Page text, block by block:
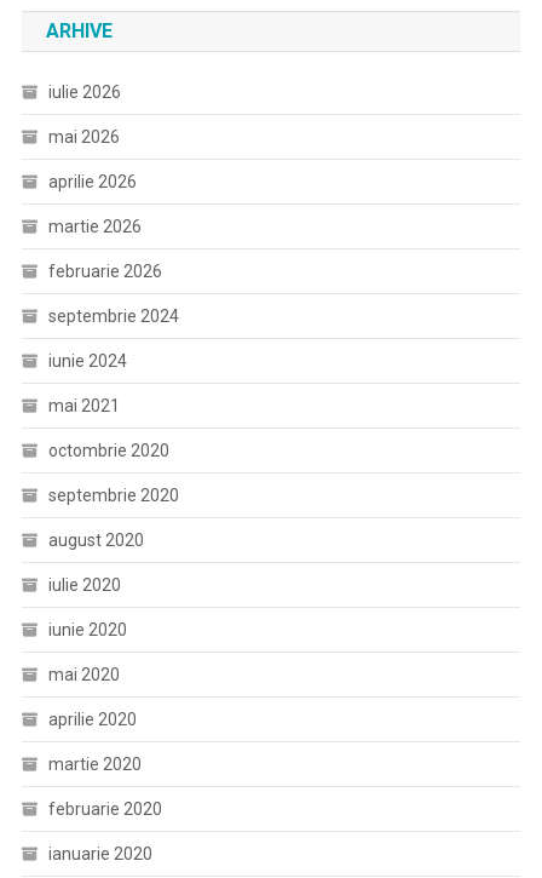
ARHIVE
iulie 2026
mai 2026
aprilie 2026
martie 2026
februarie 2026
septembrie 2024
iunie 2024
mai 2021
octombrie 2020
septembrie 2020
august 2020
iulie 2020
iunie 2020
mai 2020
aprilie 2020
martie 2020
februarie 2020
ianuarie 2020